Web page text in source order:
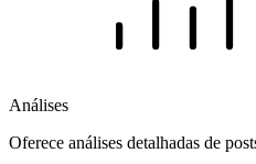
Análises
Oferece análises detalhadas de